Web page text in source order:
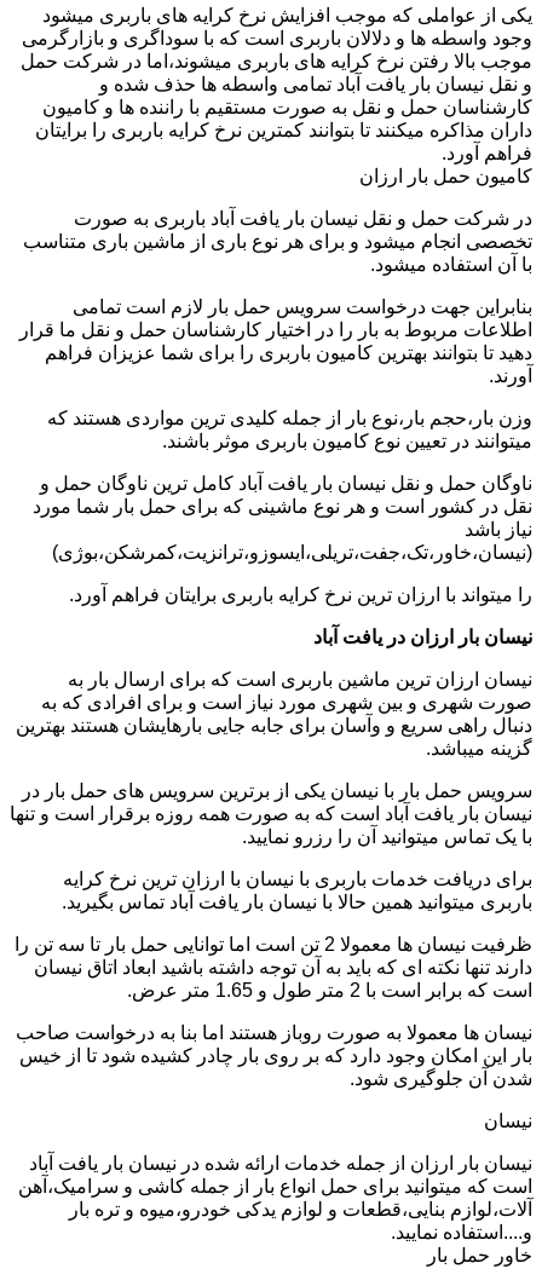
یکی از عواملی که موجب افزایش نرخ کرایه های باربری میشود
وجود واسطه ها و دلالان باربری است که با سوداگری و بازارگرمی
موجب بالا رفتن نرخ کرایه های باربری میشوند،اما در شرکت حمل
و نقل نیسان بار یافت آباد تمامی واسطه ها حذف شده و
کارشناسان حمل و نقل به صورت مستقیم با راننده ها و کامیون
داران مذاکره میکنند تا بتوانند کمترین نرخ کرایه باربری را برایتان
فراهم آورد.
کامیون حمل بار ارزان
در شرکت حمل و نقل نیسان بار یافت آباد باربری به صورت
تخصصی انجام میشود و برای هر نوع باری از ماشین باری متناسب
با آن استفاده میشود.
بنابراین جهت درخواست سرویس حمل بار لازم است تمامی
اطلاعات مربوط به بار را در اختیار کارشناسان حمل و نقل ما قرار
دهید تا بتوانند بهترین کامیون باربری را برای شما عزیزان فراهم
آورند.
وزن بار،حجم بار،نوع بار از جمله کلیدی ترین مواردی هستند که
میتوانند در تعیین نوع کامیون باربری موثر باشند.
ناوگان حمل و نقل نیسان بار یافت آباد کامل ترین ناوگان حمل و
نقل در کشور است و هر نوع ماشینی که برای حمل بار شما مورد
نیاز باشد
(نیسان،خاور،تک،جفت،تریلی،ایسوزو،ترانزیت،کمرشکن،بوژی)
را میتواند با ارزان ترین نرخ کرایه باربری برایتان فراهم آورد.
نیسان بار ارزان در یافت آباد
نیسان ارزان ترین ماشین باربری است که برای ارسال بار به
صورت شهری و بین شهری مورد نیاز است و برای افرادی که به
دنبال راهی سریع و وآسان برای جابه جایی بارهایشان هستند بهترین
گزینه میباشد.
سرویس حمل بار با نیسان یکی از برترین سرویس های حمل بار در
نیسان بار یافت آباد است که به صورت همه روزه برقرار است و تنها
با یک تماس میتوانید آن را رزرو نمایید.
برای دریافت خدمات باربری با نیسان با ارزان ترین نرخ کرایه
باربری میتوانید همین حالا با نیسان بار یافت آباد تماس بگیرید.
ظرفیت نیسان ها معمولا 2 تن است اما توانایی حمل بار تا سه تن را
دارند تنها نکته ای که باید به آن توجه داشته باشید ابعاد اتاق نیسان
است که برابر است با 2 متر طول و 1.65 متر عرض.
نیسان ها معمولا به صورت روباز هستند اما بنا به درخواست صاحب
بار این امکان وجود دارد که بر روی بار چادر کشیده شود تا از خیس
شدن آن جلوگیری شود.
نیسان
نیسان بار ارزان از جمله خدمات ارائه شده در نیسان بار یافت آباد
است که میتوانید برای حمل انواع بار از جمله کاشی و سرامیک،آهن
آلات،لوازم بنایی،قطعات و لوازم یدکی خودرو،میوه و تره بار
و....استفاده نمایید.
خاور حمل بار